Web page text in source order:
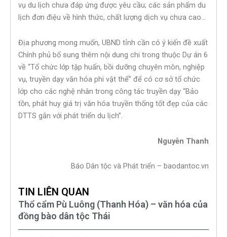
vụ du lịch chưa đáp ứng được yêu cầu; các sản phẩm du
lịch đơn điệu về hình thức, chất lượng dịch vụ chưa cao…
Địa phương mong muốn, UBND tỉnh cần có ý kiến đề xuất
Chính phủ bổ sung thêm nội dung chi trong thuộc Dự án 6
về “Tổ chức lớp tập huấn, bồi dưỡng chuyên môn, nghiệp
vụ, truyền dạy văn hóa phi vật thể” để có cơ sở tổ chức
lớp cho các nghệ nhân trong công tác truyền dạy “Bảo
tồn, phát huy giá trị văn hóa truyền thống tốt đẹp của các
DTTS gắn với phát triển du lịch”.
Nguyễn Thanh
Báo Dân tộc và Phát triển – baodantoc.vn
TIN LIÊN QUAN
Thổ cẩm Pù Luông (Thanh Hóa) – văn hóa của
đồng bào dân tộc Thái